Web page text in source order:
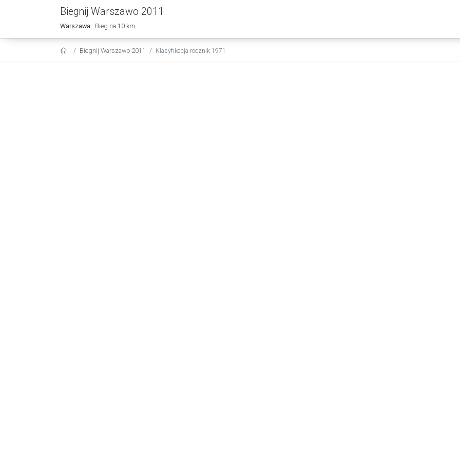
Biegnij Warszawo 2011
Warszawa · Bieg na 10 km
Biegnij Warszawo 2011 Klasyfikacja rocznik 1971